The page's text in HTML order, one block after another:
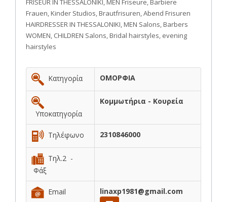
FRISEUR IN THESSALONIKI, MEN Friseure, Barbiere
Frauen, Kinder Studios, Brautfrisuren, Abend Frisuren
HAIRDRESSER IN THESSALONIKI, MEN Salons, Barbers
WOMEN, CHILDREN Salons, Bridal hairstyles, evening
hairstyles
Κατηγορία ΟΜΟΡΦΙΑ
Υποκατηγορία
Κομμωτήρια - Κουρεία
Τηλέφωνο 2310846000
Τηλ.2 -
Φάξ
Email linaxp1981@gmail.com